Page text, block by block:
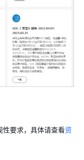
性要求，具体请查看资